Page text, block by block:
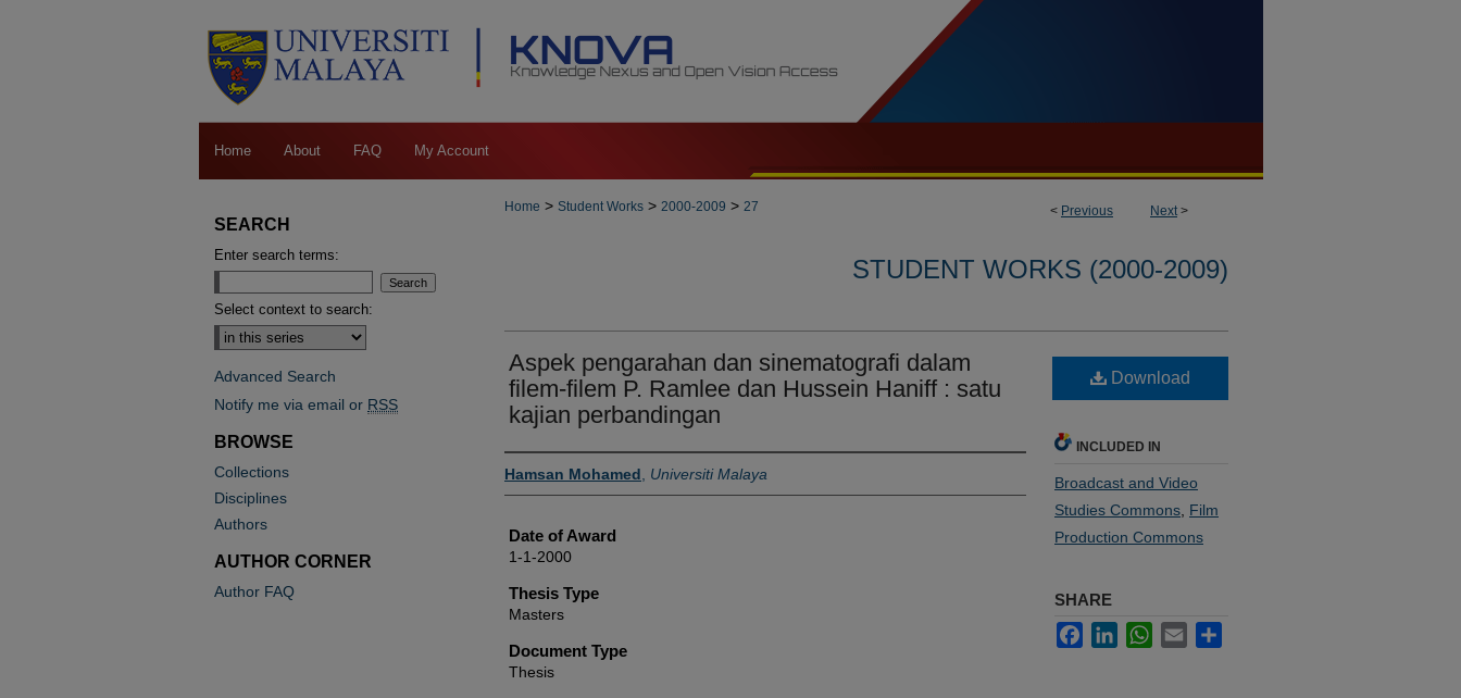
Home About FAQ My Account
< Previous Next>
Home > Student Works > 2000-2009 > 27
STUDENT WORKS (2000-2009)
Aspek pengarahan dan sinematografi dalam
filem-filem P. Ramlee dan Hussein Haniff : satu
kajian perbandingan
Author
Hamsan Mohamed Universiti Malaya
Date of Award
1-1-2000
Thesis Type
Masters
Document Type
Thesis
Download
INCLUDED IN
Broadcast and Video
Studies Commons Film
Production Commons
SHARE
FacebookLinkedInWhatsApp
Email
SEARCH
Enter search terms:
Select context to search:
Advanced Search
Notify me via email or RSS
BROWSE
Collections
Disciplines
Authors
AUTHOR CORNER
Author FAQ